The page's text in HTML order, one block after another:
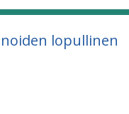
lopullinen